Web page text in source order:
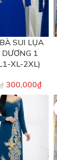
SUI LỤA
1
XL-2XL)
₫ 300,000₫